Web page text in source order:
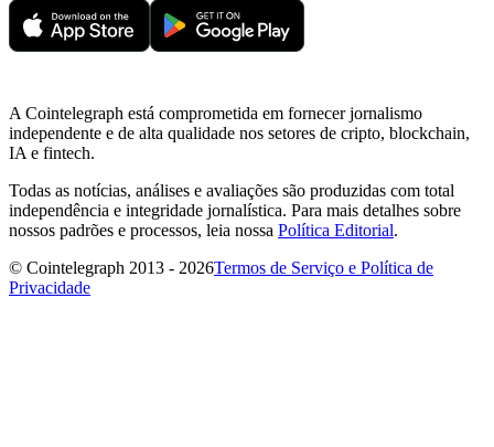
A Cointelegraph está comprometida em fornecer jornalismo
independente e de alta qualidade nos setores de cripto, blockchain,
IA e fintech.
Todas as notícias, análises e avaliações são produzidas com total
independência e integridade jornalística. Para mais detalhes sobre
nossos padrões e processos, leia nossa Política Editorial.
© Cointelegraph 2013 - 2026Termos de Serviço e Política de
Privacidade